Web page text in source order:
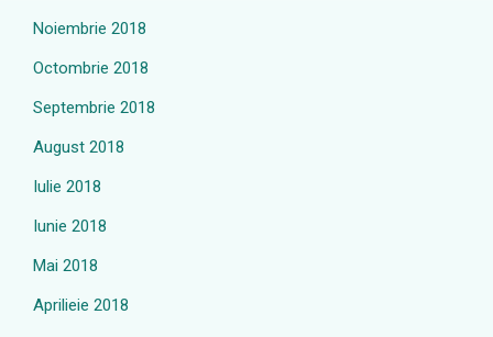
Noiembrie 2018
Octombrie 2018
Septembrie 2018
August 2018
Iulie 2018
Iunie 2018
Mai 2018
Aprilieie 2018